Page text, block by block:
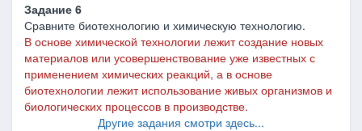
Задание 6
Сравните биотехнологию и химическую технологию.
В основе химической технологии лежит создание новых
материалов или усовершенствование уже известных с
применением химических реакций, а в основе
биотехнологии лежит использование живых организмов и
биологических процессов в производстве.
Другие задания смотри здесь...